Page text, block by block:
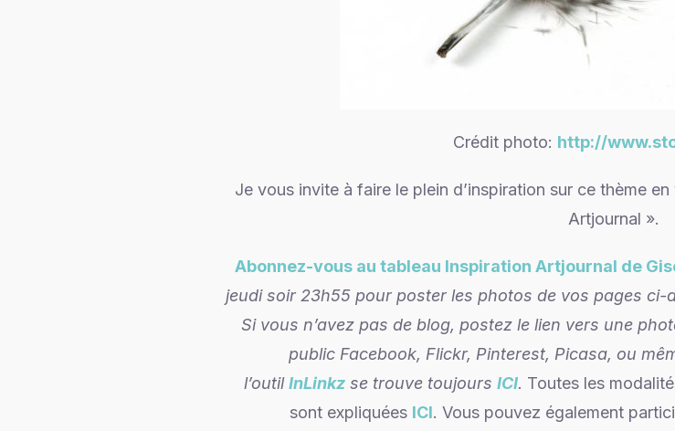
Crédit photo: http://
Je vous invite à faire le plein d’inspiration sur ce thème
Artjournal ».
Abonnez-vous au tableau Inspiration Artjournal de
jeudi soir 23h55 pour poster les photos de vos pages ci-
Si vous n’avez pas de blog, postez le lien vers une
public Facebook, Flickr, Pinterest, Picasa, ou
l’outilInLinkzse trouve toujours ICI. Toutes les
sont expliquées ICI. Vous pouvez également